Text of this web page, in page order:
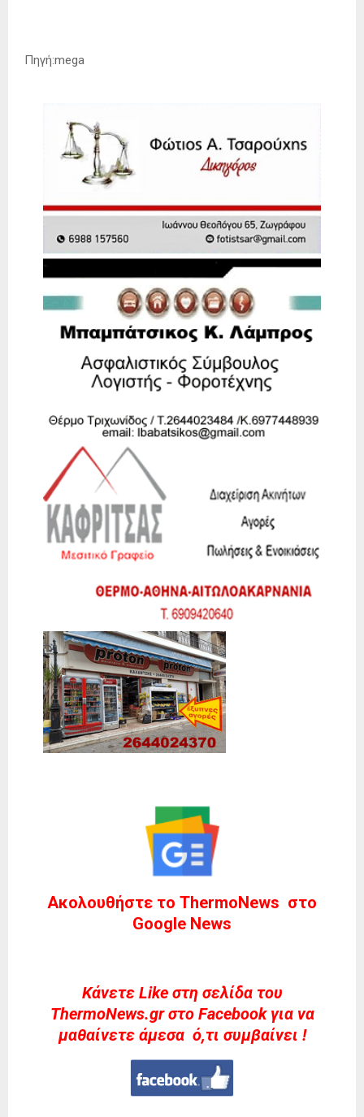
Πηγή:mega
Ακολουθήστε το ThermoNews στο
Google News
Kάνετε Like στη σελίδα του
ThermoNews.gr στο Facebook για να
μαθαίνετε άμεσα ό,τι συμβαίνει !